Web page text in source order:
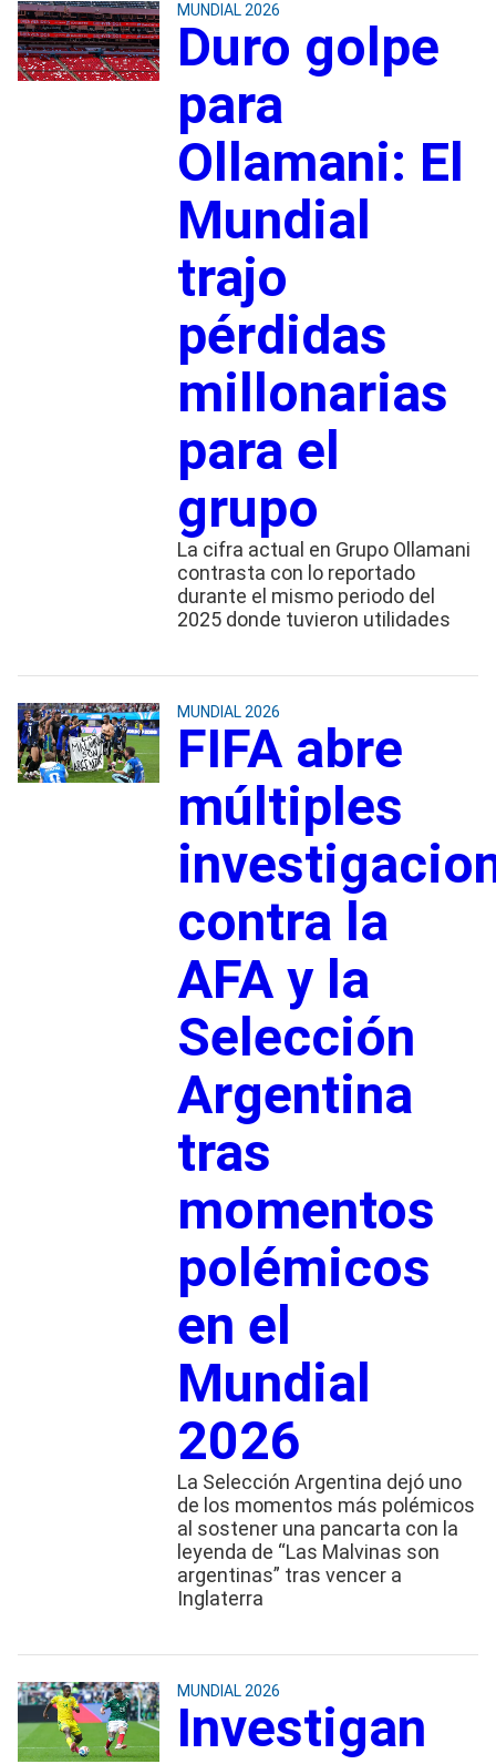
MUNDIAL 2026
Duro golpe
para
Ollamani: El
Mundial
trajo
pérdidas
millonarias
para el
grupo
La cifra actual en Grupo Ollamani
contrasta con lo reportado
durante el mismo periodo del
2025 donde tuvieron utilidades
MUNDIAL 2026
FIFA abre
múltiples
contra la
AFA y la
Selección
Argentina
tras
momentos
polémicos
en el
Mundial
2026
La Selección Argentina dejó uno
de los momentos más polémicos
al sostener una pancarta con la
leyenda de “Las Malvinas son
argentinas” tras vencer a
Inglaterra
MUNDIAL 2026
Investigan